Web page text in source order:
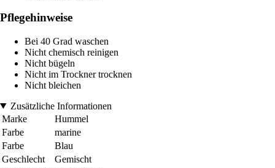
Pflegehinweise
Bei 40 Grad waschen
Nicht chemisch reinigen
Nicht bügeln
Nicht im Trockner trocknen
Nicht bleichen
Zusätzliche Informationen
Marke
Hummel
Farbe
marine
Farbe
Blau
Geschlecht
Gemischt